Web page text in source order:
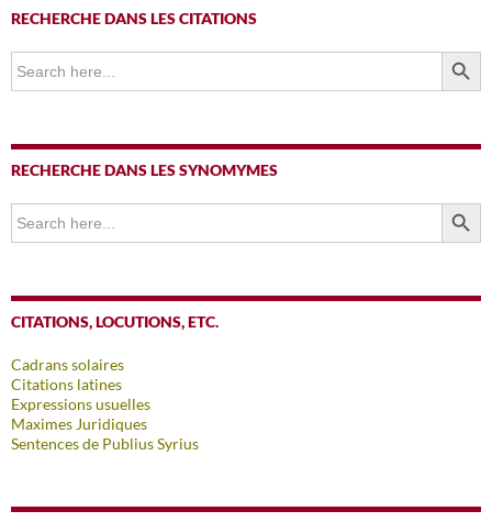
RECHERCHE DANS LES CITATIONS
Search
for:
SEARCH
RECHERCHE DANS LES SYNOMYMES
Search
for:
SEARCH
CITATIONS, LOCUTIONS, ETC.
Cadrans solaires
Citations latines
Expressions usuelles
Maximes Juridiques
Sentences de Publius Syrius